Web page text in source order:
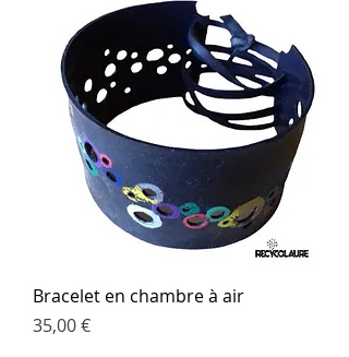
Bracelet en chambre à air
Prix
35,00 €